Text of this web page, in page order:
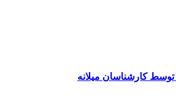
کارشناسان میلانه